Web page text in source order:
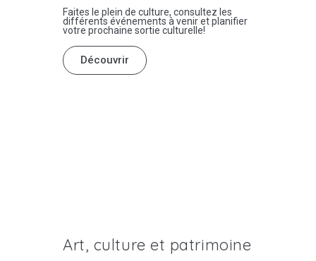
Faites le plein de culture, consultez les
différents événements à venir et planifier
votre prochaine sortie culturelle!
Découvrir
Art, culture et patrimoine